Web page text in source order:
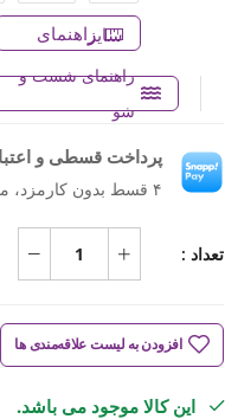
راهنمای سایز
راهنمای شست و
شو
پرداخت قسطی و
۴ قسط بدون کارمزد، ماهانه ۸۵۷٬۷۵۰ تومان
تعداد :
افزودن به لیست علاقه‌مندی ها
این کالا موجود می باشد.